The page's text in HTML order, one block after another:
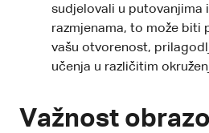
sudjelovali u putovanjima
razmjenama, to može biti
vašu otvorenost,
učenja u različitim
Važnost